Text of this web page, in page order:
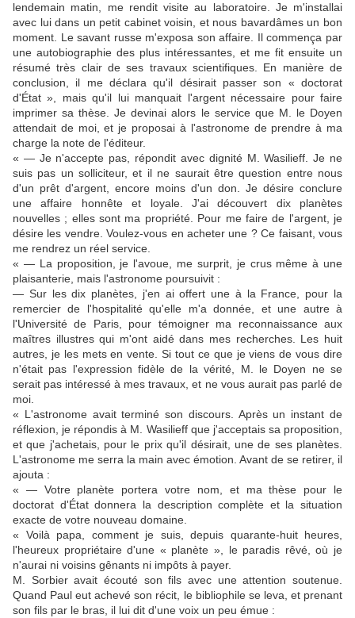
lendemain matin, me rendit visite au laboratoire. Je m'installai
avec lui dans un petit cabinet voisin, et nous bavardâmes un bon
moment. Le savant russe m'exposa son affaire. Il commença par
une autobiographie des plus intéressantes, et me fit ensuite un
résumé très clair de ses travaux scientifiques. En manière de
conclusion, il me déclara qu'il désirait passer son « doctorat
d'État », mais qu'il lui manquait l'argent nécessaire pour faire
imprimer sa thèse. Je devinai alors le service que M. le Doyen
attendait de moi, et je proposai à l'astronome de prendre à ma
charge la note de l'éditeur.
« — Je n'accepte pas, répondit avec dignité M. Wasilieff. Je ne
suis pas un solliciteur, et il ne saurait être question entre nous
d'un prêt d'argent, encore moins d'un don. Je désire conclure
une affaire honnête et loyale. J'ai découvert dix planètes
nouvelles ; elles sont ma propriété. Pour me faire de l'argent, je
désire les vendre. Voulez-vous en acheter une ? Ce faisant, vous
me rendrez un réel service.
« — La proposition, je l'avoue, me surprit, je crus même à une
plaisanterie, mais l'astronome poursuivit :
— Sur les dix planètes, j'en ai offert une à la France, pour la
remercier de l'hospitalité qu'elle m'a donnée, et une autre à
l'Université de Paris, pour témoigner ma reconnaissance aux
maîtres illustres qui m'ont aidé dans mes recherches. Les huit
autres, je les mets en vente. Si tout ce que je viens de vous dire
n'était pas l'expression fidèle de la vérité, M. le Doyen ne se
serait pas intéressé à mes travaux, et ne vous aurait pas parlé de
moi.
« L'astronome avait terminé son discours. Après un instant de
réflexion, je répondis à M. Wasilieff que j'acceptais sa proposition,
et que j'achetais, pour le prix qu'il désirait, une de ses planètes.
L'astronome me serra la main avec émotion. Avant de se retirer, il
ajouta :
« — Votre planète portera votre nom, et ma thèse pour le
doctorat d'État donnera la description complète et la situation
exacte de votre nouveau domaine.
« Voilà papa, comment je suis, depuis quarante-huit heures,
l'heureux propriétaire d'une « planète », le paradis rêvé, où je
n'aurai ni voisins gênants ni impôts à payer.
M. Sorbier avait écouté son fils avec une attention soutenue.
Quand Paul eut achevé son récit, le bibliophile se leva, et prenant
son fils par le bras, il lui dit d'une voix un peu émue :